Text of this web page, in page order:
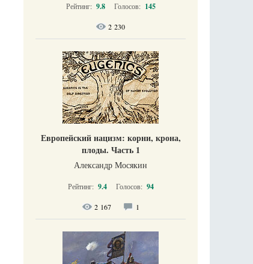
Рейтинг: 9.8 Голосов: 145
2 230
Европейский нацизм: корни, крона,
плоды. Часть 1
Александр Мосякин
Рейтинг: 9.4 Голосов: 94
2 167 1